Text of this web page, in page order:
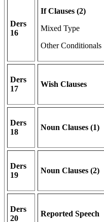
Ders
16
If Clauses (2)
Mixed Type
Other Conditionals
Ders
17
Wish Clauses
Ders
18
Noun Clauses (1)
Ders
19
Noun Clauses (2)
Ders
20
Reported Speech